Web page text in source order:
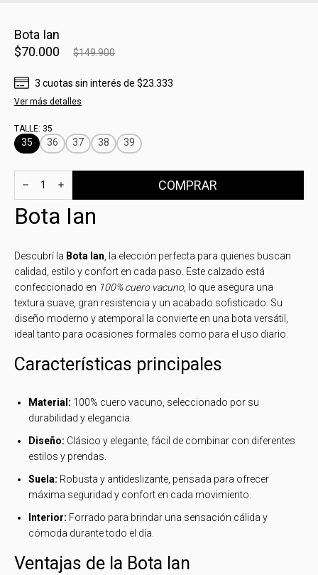
Bota Ian
$70.000
$149.900
3 cuotas sin interés de $23.333
Ver más detalles
TALLE: 35
35 36 37 38 39
Bota Ian
Descubrí la Bota Ian , la elección perfecta para quienes buscan
calidad, estilo y confort en cada paso. Este calzado está
confeccionado en 100% cuero vacuno, lo que asegura una
textura suave, gran resistencia y un acabado sofisticado. Su
diseño moderno y atemporal la convierte en una bota versátil,
ideal tanto para ocasiones formales como para el uso diario.
Características principales
Material: 100% cuero vacuno, seleccionado por su
durabilidad y elegancia.
Diseño: Clásico y elegante, fácil de combinar con diferentes
estilos y prendas.
Suela: Robusta y antideslizante, pensada para ofrecer
máxima seguridad y confort en cada movimiento.
Interior: Forrado para brindar una sensación cálida y
cómoda durante todo el día.
Ventajas de la Bota Ian